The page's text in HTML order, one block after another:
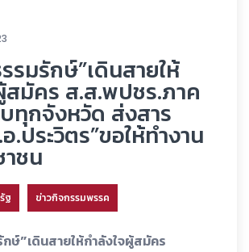
รมรักษ์”เดินสายให้
สมัคร ส.ส.พปชร.ภาค
ทุกจังหวัด ส่งสาร
.ประวิตร”ขอให้ทำงาน
าชน
ฐ ข่าวกิจกรรมพรรค
ษ์”เดินสายให้กำลังใจผู้สมัคร